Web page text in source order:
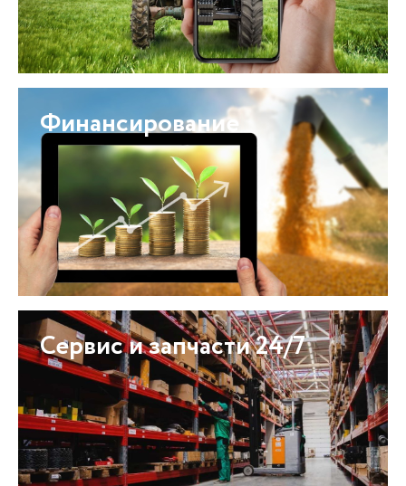
Финансирование
Сервис и запчасти 24/7